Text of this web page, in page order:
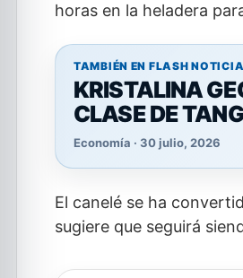
horas en la heladera
TAMBIÉN EN FLASH
KRISTALINA
CLASE DE
Economía · 30 julio, 2026
El canelé se ha
sugiere que seguirá